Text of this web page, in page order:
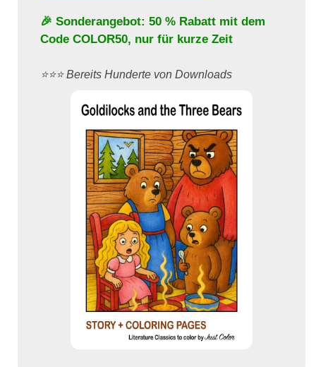
🎉 Sonderangebot: 50 % Rabatt mit dem
Code COLOR50, nur für kurze Zeit
⭐️⭐️⭐️ Bereits Hunderte von Downloads